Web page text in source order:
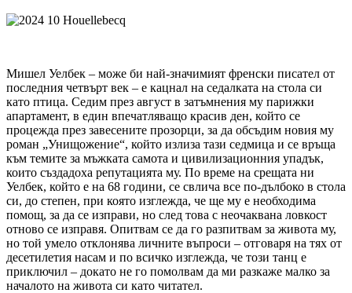
Мишел Уелбек – може би най-значимият френски писател от
последния четвърт век – е кацнал на седалката на стола си
като птица. Седим през август в затъмнения му парижки
апартамент, в един впечатляващо красив ден, който се
процежда през завесените прозорци, за да обсъдим новия му
роман „Унищожение“, който излиза тази седмица и се връща
към темите за мъжката самота и цивилизационния упадък,
които създадоха репутацията му. По време на срещата ни
Уелбек, който е на 68 години, се свлича все по-дълбоко в стола
си, до степен, при която изглежда, че ще му е необходима
помощ, за да се изправи, но след това с неочаквана ловкост
отново се изправя. Опитвам се да го разпитвам за живота му,
но той умело отклонява личните въпроси – отговаря на тях от
десетилетия насам и по всичко изглежда, че този танц е
приключил – докато не го помолвам да ми разкаже малко за
началото на живота си като читател.